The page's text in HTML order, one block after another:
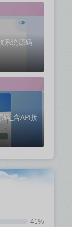
系统源码
码_含API接
41%